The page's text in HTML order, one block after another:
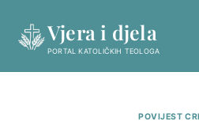
content
Vjera i djela
PORTAL KATOLIČKIH TEOLOGA
POVIJEST